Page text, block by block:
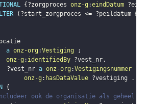
{ ?zorgproces onz-g :eindDatum
( ?start_zorgproces <= ?peildatum &&
a onz-org :Vestiging
;
onz-g : identifiedBy ?vest_nr.
?vest_nr a onz-org :Vestigingsnummer
onz-g : hasDataValue ?vestiging
.
{
ook de organisatie als geheel